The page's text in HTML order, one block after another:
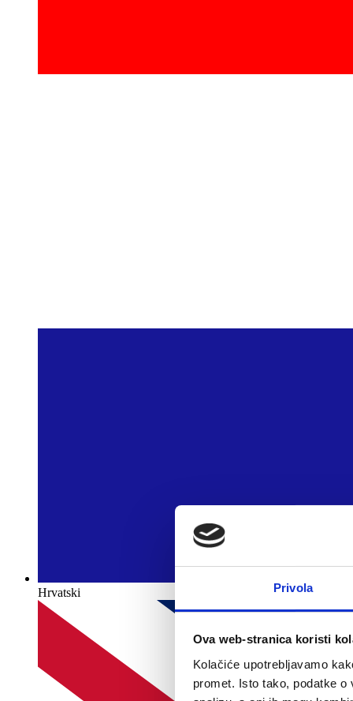
Privola
Ova web-stranica koristi
Kolačiće upotrebljavamo
promet. Isto tako, podatke
Hrvatski